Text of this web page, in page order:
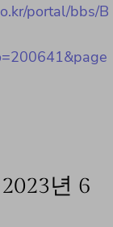
portal/bbs/B
년 6